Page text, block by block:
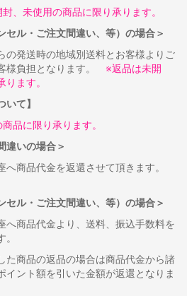
、未使用の商品に限り承ります。
セル・ご注文間違い、等）の場合＞
の発送時の地域別送料とお客様よりご
様負担となります。 ※返品は未開
ます。
いて】
品に限り承ります。
違いの場合＞
商品代金を返還させて頂きます。
セル・ご注文間違い、等）の場合＞
へ商品代金より、送料、振込手数料を
なります。
た商品の返品の場合は商品代金から諸
イント額を引いた金額が返還となりま